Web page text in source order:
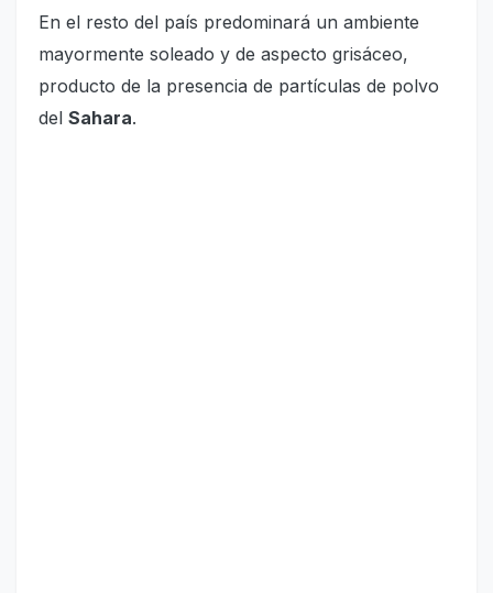
En el resto del país predominará un ambiente
mayormente soleado y de aspecto grisáceo,
producto de la presencia de partículas de polvo
del Sahara.